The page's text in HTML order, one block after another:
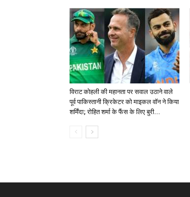
विराट कोहली की महानता पर सवाल उठाने वाले
पूर्व पाकिस्तानी क्रिकेटर को माइकल वॉन ने किया
शर्मिंदा; रोहित शर्मा के फैंस के लिए बुरी...